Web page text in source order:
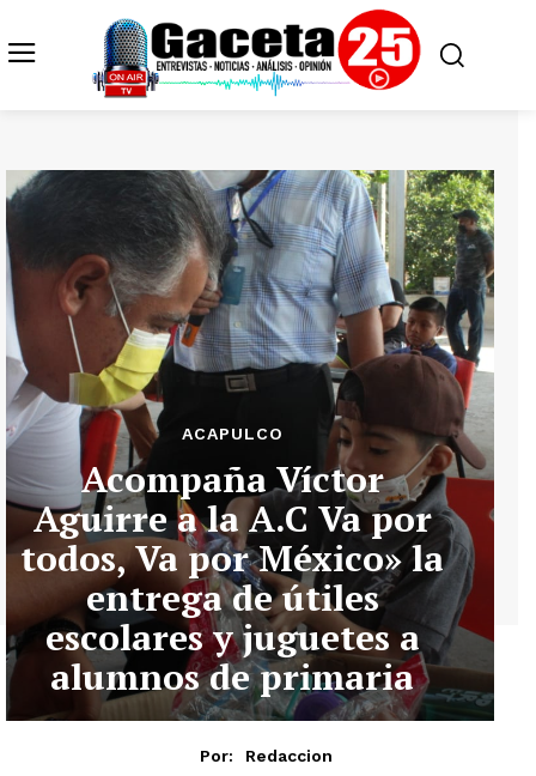
ACAPULCO
Acompaña Víctor
Aguirre a la A.C Va por
todos, Va por México» la
entrega de útiles
escolares y juguetes a
alumnos de primaria
Por:
Redaccion